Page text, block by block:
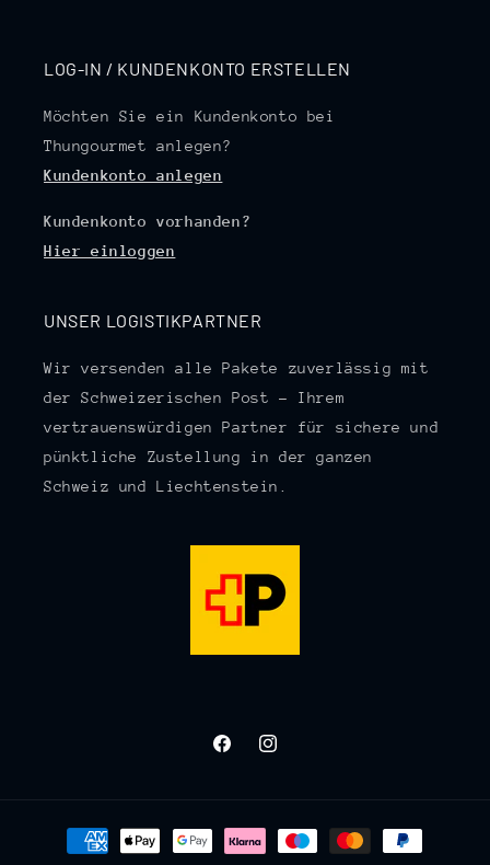
LOG-IN / KUNDENKONTO ERSTELLEN
Möchten Sie ein Kundenkonto bei
Thungourmet anlegen?
Kundenkonto anlegen
Kundenkonto vorhanden?
Hier einloggen
UNSER LOGISTIKPARTNER
Wir versenden alle Pakete zuverlässig mit
der Schweizerischen Post – Ihrem
vertrauenswürdigen Partner für sichere und
pünktliche Zustellung in der ganzen
Schweiz und Liechtenstein.
FacebookInstagram
Zahlungsmethoden